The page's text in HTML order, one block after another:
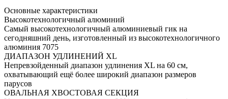
Основные характеристики
Высокотехнологичный алюминий
Самый высокотехнологичный алюминиевый гик на
сегодняшний день, изготовленный из высокотехнологичного
алюминия 7075
ДИАПАЗОН УДЛИНЕНИЙ XL
Непревзойденный диапазон удлинения XL на 60 см,
охватывающий ещё более широкий диапазон размеров
парусов
ОВАЛЬНАЯ ХВОСТОВАЯ СЕКЦИЯ